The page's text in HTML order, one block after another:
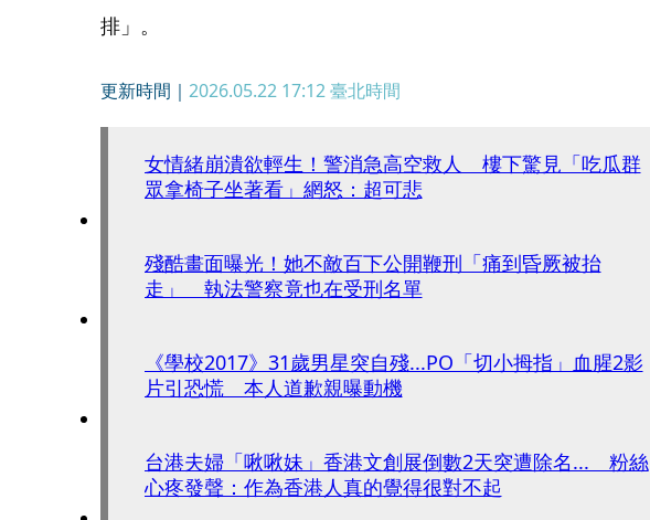
排」。
更新時間｜ 2026.05.22 17:12臺北時間
女情緒崩潰欲輕生！警消急高空救人 樓下驚見「吃瓜群
眾拿椅子坐著看」網怒：超可悲
殘酷畫面曝光！她不敵百下公開鞭刑「痛到昏厥被抬
走」 執法警察竟也在受刑名單
《學校2017》31歲男星突自殘...PO「切小拇指」血腥2影
片引恐慌 本人道歉親曝動機
台港夫婦「啾啾妹」香港文創展倒數2天突遭除名... 粉絲
心疼發聲：作為香港人真的覺得很對不起